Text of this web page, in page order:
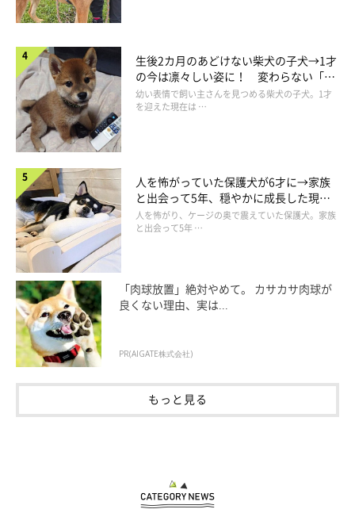
てんぽyoutubeチャンネル
生後2カ月のあどけない柴犬の子犬→1才
の今は凛々しい姿に！ 変わらない「く
りくりおめめ」にもほっこり
幼い表情で飼い主さんを見つめる柴犬の子犬。1才
を迎えた現在は …
人を怖がっていた保護犬が6才に→家族
と出会って5年、穏やかに成長した現在
の姿にグッとくる
人を怖がり、ケージの奥で震えていた保護犬。家族
と出会って5年 …
「肉球放置」絶対やめて。 カサカサ肉球が
良くない理由、実は...
PR(AIGATE株式会社)
もっと見る